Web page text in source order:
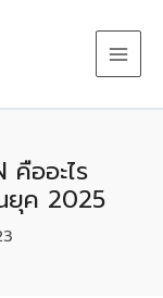
คืออะไร
ยุค 2025